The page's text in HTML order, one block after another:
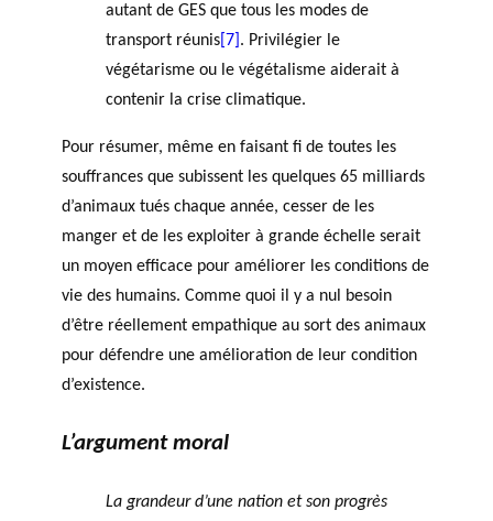
autant de GES que tous les modes de
transport réunis [7] . Privilégier le
végétarisme ou le végétalisme aiderait à
contenir la crise climatique.
Pour résumer, même en faisant fi de toutes les
souffrances que subissent les quelques 65 milliards
d’animaux tués chaque année, cesser de les
manger et de les exploiter à grande échelle serait
un moyen efficace pour améliorer les conditions de
vie des humains. Comme quoi il y a nul besoin
d’être réellement empathique au sort des animaux
pour défendre une amélioration de leur condition
d’existence.
L’argument moral
La grandeur d’une nation et son progrès